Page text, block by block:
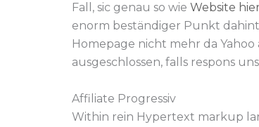
Fall, sic genau so wie Website hier
enorm beständiger Punkt
Homepage nicht mehr da
ausgeschlossen, falls respons
Affiliate Progressiv
Within rein Hypertext markup